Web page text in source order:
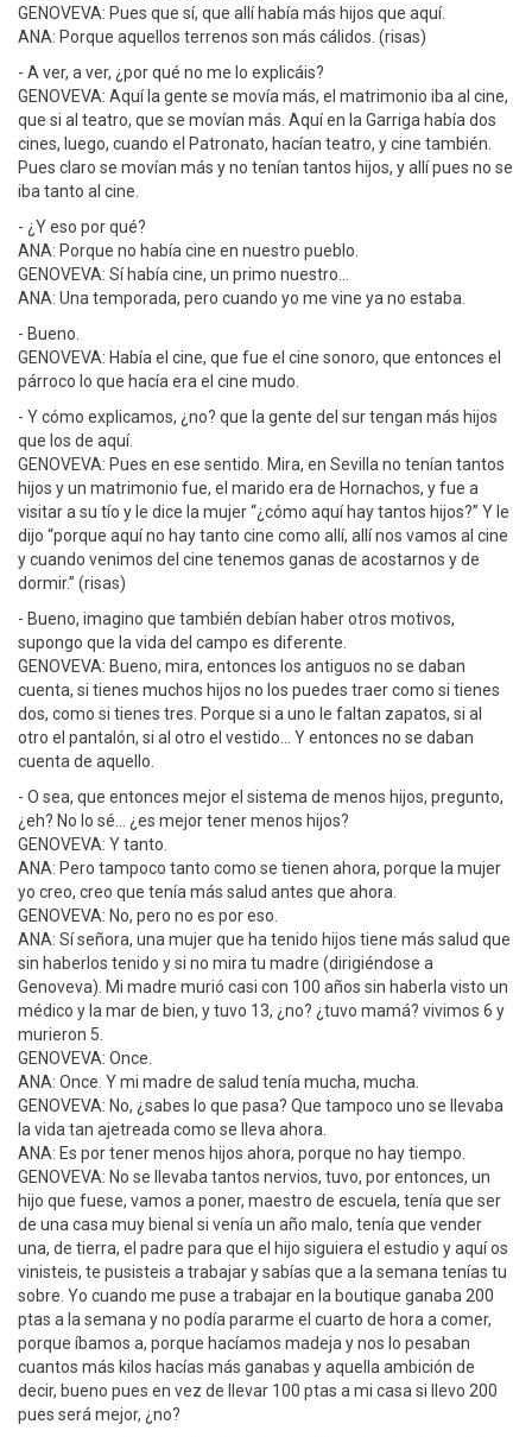
GENOVEVA: Pues que sí, que allí había más hijos que aquí.
ANA: Porque aquellos terrenos son más cálidos. (risas)
- A ver, a ver, ¿por qué no me lo explicáis?
GENOVEVA: Aquí la gente se movía más, el matrimonio iba al cine,
que si al teatro, que se movían más. Aquí en la Garriga había dos
cines, luego, cuando el Patronato, hacían teatro, y cine también.
Pues claro se movían más y no tenían tantos hijos, y allí pues no se
iba tanto al cine.
- ¿Y eso por qué?
ANA: Porque no había cine en nuestro pueblo.
GENOVEVA: Sí había cine, un primo nuestro...
ANA: Una temporada, pero cuando yo me vine ya no estaba.
- Bueno.
GENOVEVA: Había el cine, que fue el cine sonoro, que entonces el
párroco lo que hacía era el cine mudo.
- Y cómo explicamos, ¿no? que la gente del sur tengan más hijos
que los de aquí.
GENOVEVA: Pues en ese sentido. Mira, en Sevilla no tenían tantos
hijos y un matrimonio fue, el marido era de Hornachos, y fue a
visitar a su tío y le dice la mujer “¿cómo aquí hay tantos hijos?” Y le
dijo “porque aquí no hay tanto cine como allí, allí nos vamos al cine
y cuando venimos del cine tenemos ganas de acostarnos y de
dormir.” (risas)
- Bueno, imagino que también debían haber otros motivos,
supongo que la vida del campo es diferente.
GENOVEVA: Bueno, mira, entonces los antiguos no se daban
cuenta, si tienes muchos hijos no los puedes traer como si tienes
dos, como si tienes tres. Porque si a uno le faltan zapatos, si al
otro el pantalón, si al otro el vestido... Y entonces no se daban
cuenta de aquello.
- O sea, que entonces mejor el sistema de menos hijos, pregunto,
¿eh? No lo sé... ¿es mejor tener menos hijos?
GENOVEVA: Y tanto.
ANA: Pero tampoco tanto como se tienen ahora, porque la mujer
yo creo, creo que tenía más salud antes que ahora.
GENOVEVA: No, pero no es por eso.
ANA: Sí señora, una mujer que ha tenido hijos tiene más salud que
sin haberlos tenido y si no mira tu madre (dirigiéndose a
Genoveva). Mi madre murió casi con 100 años sin haberla visto un
médico y la mar de bien, y tuvo 13, ¿no? ¿tuvo mamá? vivimos 6 y
murieron 5.
GENOVEVA: Once.
ANA: Once. Y mi madre de salud tenía mucha, mucha.
GENOVEVA: No, ¿sabes lo que pasa? Que tampoco uno se llevaba
la vida tan ajetreada como se lleva ahora.
ANA: Es por tener menos hijos ahora, porque no hay tiempo.
GENOVEVA: No se llevaba tantos nervios, tuvo, por entonces, un
hijo que fuese, vamos a poner, maestro de escuela, tenía que ser
de una casa muy bienal si venía un año malo, tenía que vender
una, de tierra, el padre para que el hijo siguiera el estudio y aquí os
vinisteis, te pusisteis a trabajar y sabías que a la semana tenías tu
sobre. Yo cuando me puse a trabajar en la boutique ganaba 200
ptas a la semana y no podía pararme el cuarto de hora a comer,
porque íbamos a, porque hacíamos madeja y nos lo pesaban
cuantos más kilos hacías más ganabas y aquella ambición de
decir, bueno pues en vez de llevar 100 ptas a mi casa si llevo 200
pues será mejor, ¿no?